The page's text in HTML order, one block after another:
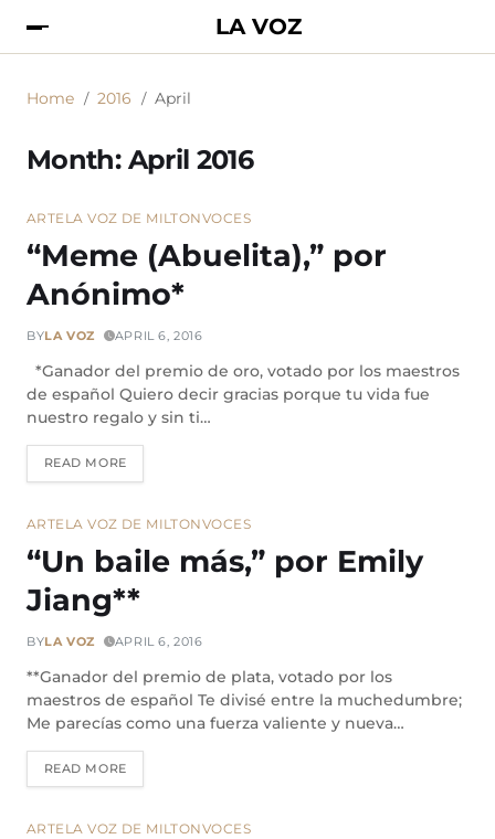
LA VOZ
Home 2016 April
Month: April 2016
ARTELA VOZ DE MILTONVOCES
“Meme (Abuelita),” por
Anónimo*
BYLA VOZ APRIL 6, 2016
*Ganador del premio de oro, votado por los maestros
de español Quiero decir gracias porque tu vida fue
nuestro regalo y sin ti…
READ MORE
ARTE LA VOZ DE MILTONVOCES
“Un baile más,” por Emily
Jiang**
BYLA VOZ APRIL 6, 2016
**Ganador del premio de plata, votado por los
maestros de español Te divisé entre la muchedumbre;
Me parecías como una fuerza valiente y nueva…
READ MORE
ARTELA VOZ DE MILTONVOCES